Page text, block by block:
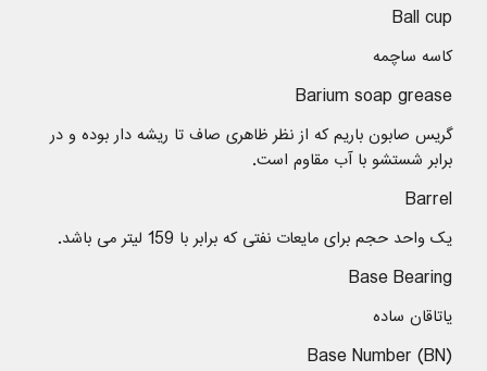
Ball cup
كاسه ساچمه
Barium soap grease
گریس صابون باریم که از نظر ظاهری صاف تا ریشه دار بوده و در
برابر شستشو با آب مقاوم است.
Barrel
یک واحد حجم برای مایعات نفتی که برابر با 159 لیتر می باشد.
Base Bearing
یاتاقان ساده
Base Number (BN)